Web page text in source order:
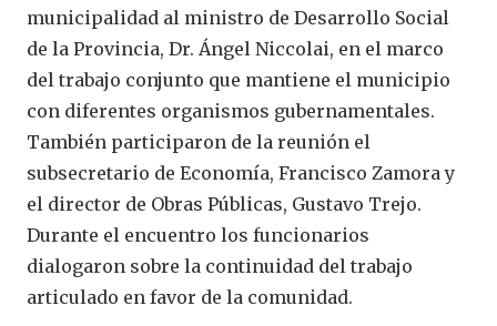
municipalidad al ministro de Desarrollo Social
de la Provincia, Dr. Ángel Niccolai, en el marco
del trabajo conjunto que mantiene el municipio
con diferentes organismos gubernamentales.
También participaron de la reunión el
subsecretario de Economía, Francisco Zamora y
el director de Obras Públicas, Gustavo Trejo.
Durante el encuentro los funcionarios
dialogaron sobre la continuidad del trabajo
articulado en favor de la comunidad.